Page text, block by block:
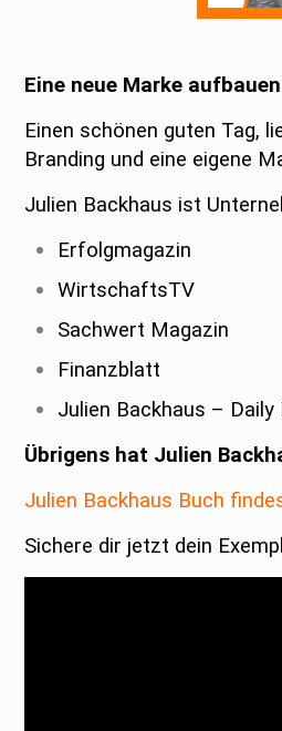
Eine neue Marke
Einen schönen guten Tag,
Branding und eine eigene
Julien Backhaus ist
Erfolgmagazin
WirtschaftsTV
Sachwert Magazin
Finanzblatt
Julien Backhaus – Daily
Übrigens hat Julien
Julien Backhaus Buch
Sichere dir jetzt dein